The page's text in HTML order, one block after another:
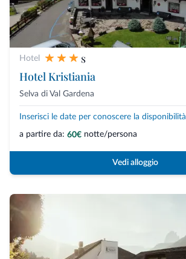
Hotel
s
Hotel Kristiania
Selva di Val Gardena
Inserisci le date per conoscere la disponibilità
a partire da: 60€ notte/persona
Vedi alloggio